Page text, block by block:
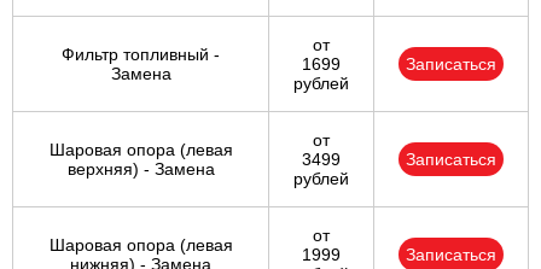
Фильтр топливный -
Замена
от
1699
рублей
Записаться
Шаровая опора (левая
верхняя) - Замена
от
3499
рублей
Записаться
Шаровая опора (левая
нижняя) - Замена
от
1999
Записаться